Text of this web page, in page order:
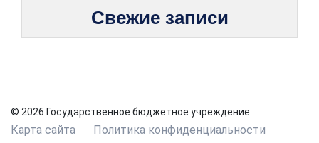
Свежие записи
© 2026 Государственное бюджетное учреждение
Карта сайта
Политика конфиденциальности